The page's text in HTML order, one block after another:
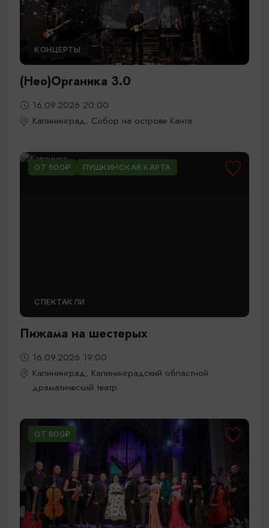
КОНЦЕРТЫ
(Нео)Органика 3.0
16.09.2026 20:00
Калининград, Собор на острове Канта
ОТ 500₽ ПУШКИНСКАЯ КАРТА
СПЕКТАКЛИ
Пижама на шестерых
16.09.2026 19:00
Калининград, Калининградский областной
драматический театр
ОТ 600₽